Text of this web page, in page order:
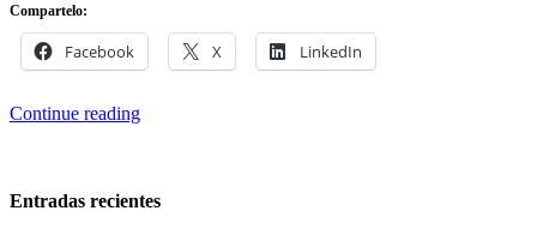
Compartelo:
Facebook X LinkedIn
Continue reading
Entradas recientes